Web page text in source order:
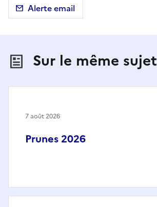
Alerte email
Sur le même sujet
Prunes 2026
7 août 2026